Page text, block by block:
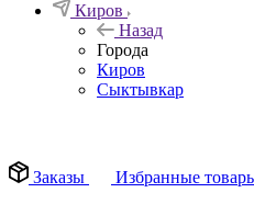
Киров
Назад
Города
Киров
Сыктывкар
Заказы
Избранные